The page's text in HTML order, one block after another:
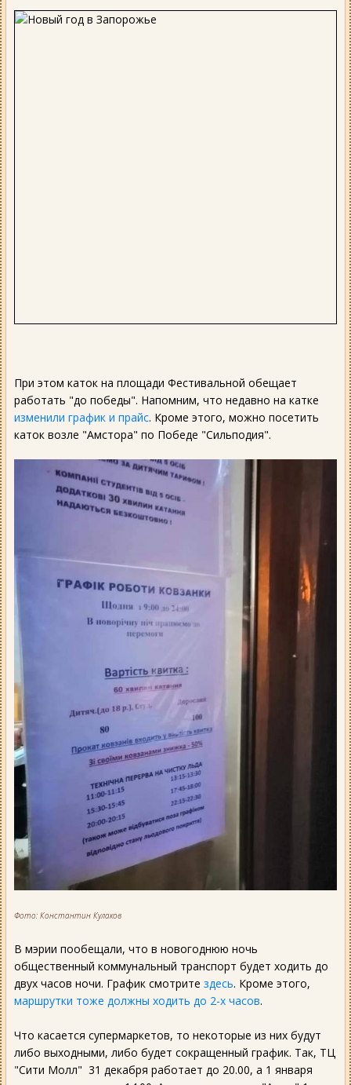
При этом каток на площади Фестивальной обещает
работать "до победы". Напомним, что недавно на катке
изменили график и прайс. Кроме этого, можно посетить
каток возле "Амстора" по Победе "Сильподия".
Фото: Константин Кулаков
В мэрии пообещали, что в новогоднюю ночь
общественный коммунальный транспорт будет ходить до
двух часов ночи. График смотрите здесь. Кроме этого,
маршрутки тоже должны ходить до 2-х часов.
Что касается супермаркетов, то некоторые из них будут
либо выходными, либо будет сокращенный график. Так, ТЦ
"Сити Молл" 31 декабря работает до 20.00, а 1 января